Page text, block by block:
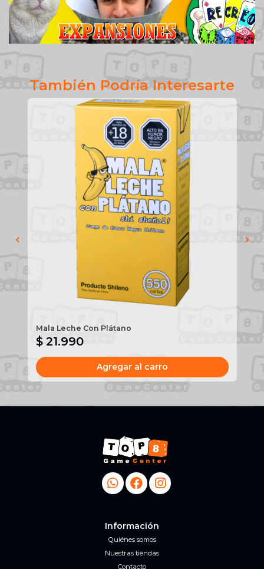
También Podría Interesarte
Mala Leche Con Plátano
$ 21.990
Agregar al carro
Información
Quiénes somos
Nuestras tiendas
Contacto